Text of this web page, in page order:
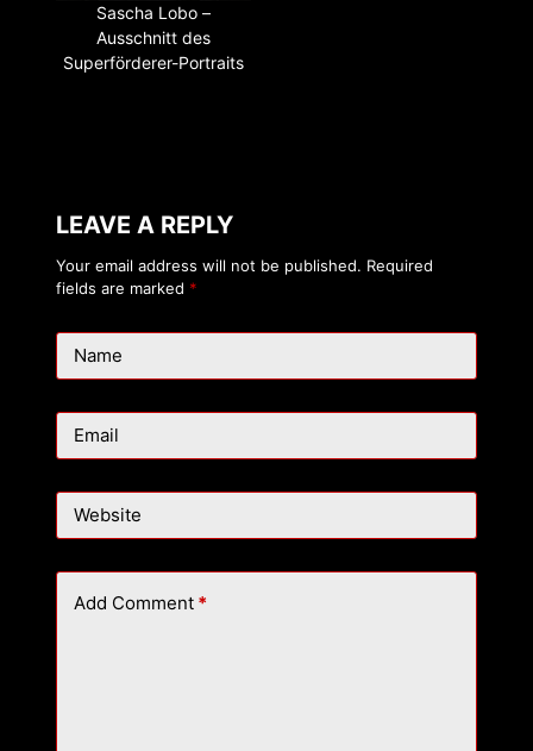
Sascha Lobo –
Ausschnitt des
Superförderer-Portraits
LEAVE A REPLY
Your email address will not be published. Required
fields are marked *
Name
Email
Website
Add Comment*